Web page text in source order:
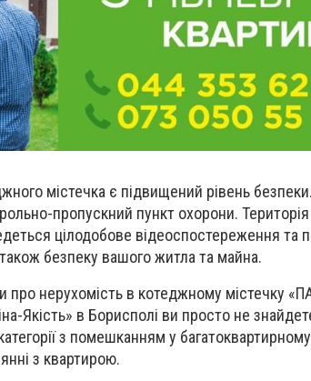
містечка є підвищений рівень
пропускний пункт охорони. Територія
цілодобове відеоспостереження та
безпеку вашого житла та майна.
нерухомість в котеджному містечку
Якість» в Борисполі ви просто не
з помешканням у
з квартирою.